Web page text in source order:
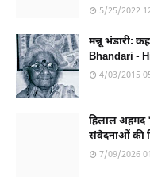
5/25/2022
मन्नू भंडारी:
Bhandari -
4/03/2015
हिलाल
संवेदनाओं की
7/09/2026